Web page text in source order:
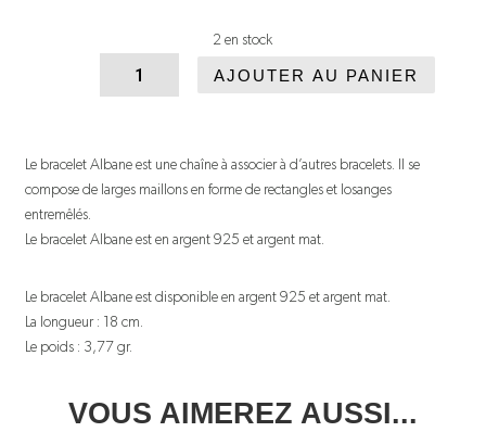
2 en stock
quantité
Albane
AJOUTER AU PANIER
Le bracelet Albane est une chaîne à associer à d’autres bracelets. Il se
compose de larges maillons en forme de rectangles et losanges
entremêlés.
Le bracelet Albane est en argent 925 et argent mat.
Le bracelet Albane est disponible en argent 925 et argent mat.
La longueur : 18 cm.
Le poids : 3,77 gr.
VOUS AIMEREZ AUSSI...